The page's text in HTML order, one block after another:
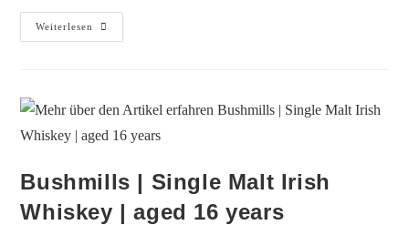
Weiterlesen
Bushmills | Single Malt Irish
Whiskey | aged 16 years